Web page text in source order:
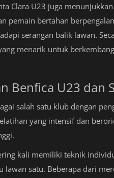
Clara U23 juga
pemain bertahan
serangan balik lawan.
menarik untuk
Benfica U23 dan
salah satu klub dengan
yang intensif dan
kali memiliki teknik
lawan satu. Beberapa dari